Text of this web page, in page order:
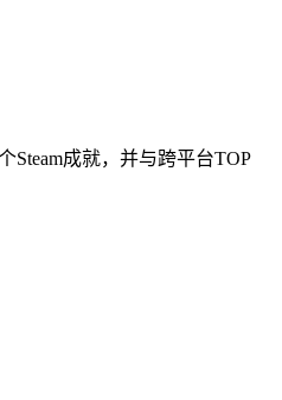
成就，并与跨平台TOP